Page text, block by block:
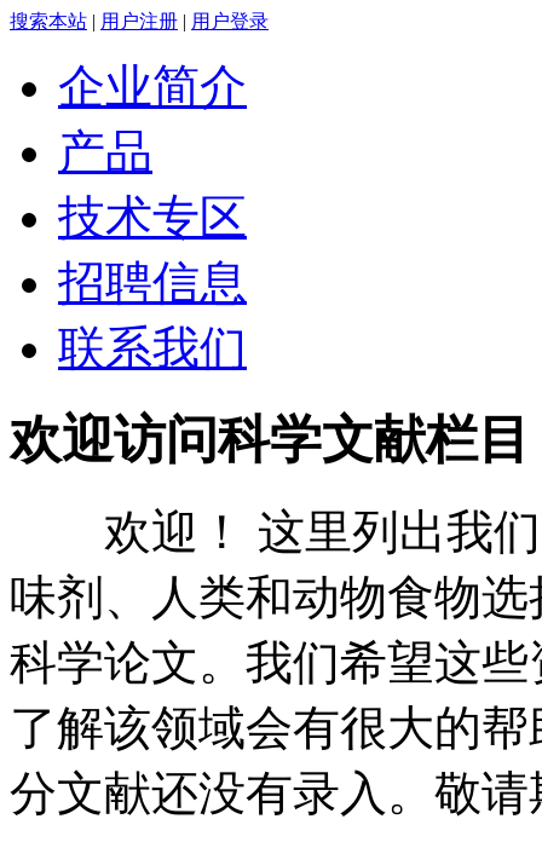
搜索本站 | 用户注册 | 用户登录
企业简介
产品
技术专区
招聘信息
联系我们
欢迎访问科学文献栏目
欢迎！ 这里列出我们
味剂、人类和动物食物
科学论文。我们希望这
了解该领域会有很大的
分文献还没有录入。敬请